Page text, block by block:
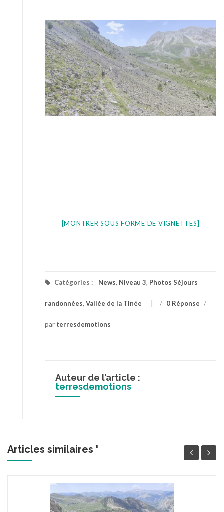
[MONTRER SOUS FORME DE VIGNETTES]
Catégories : News, Niveau 3, Photos Séjours
randonnées, Vallée de la Tinée / 0 Réponse /
par terresdemotions
Auteur de l’article :
terresdemotions
Articles similaires '